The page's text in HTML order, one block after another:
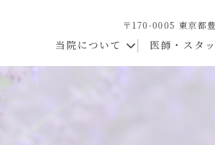
〒170-0005 東京都
当院について 医師・スタ